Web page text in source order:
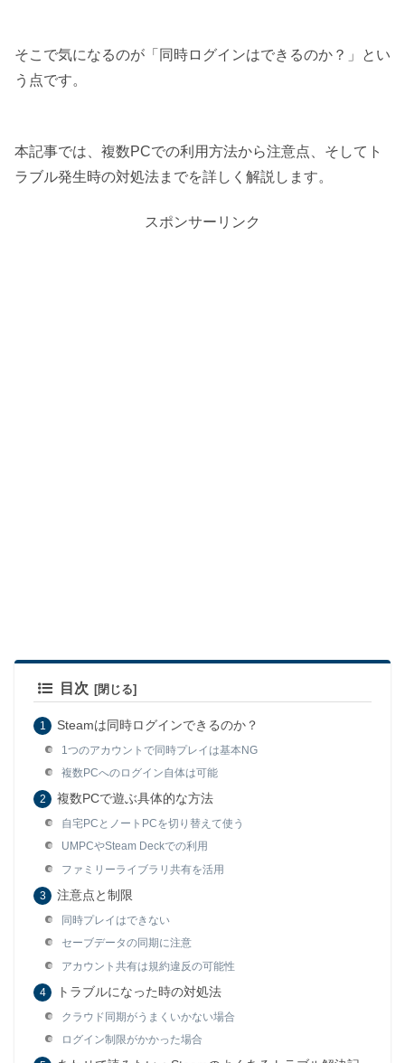
そこで気になるのが「同時ログインはできるのか？」とい
う点です。
本記事では、複数PCでの利用方法から注意点、そしてト
ラブル発生時の対処法までを詳しく解説します。
スポンサーリンク
目次
Steamは同時ログインできるのか？
1つのアカウントで同時プレイは基本NG
複数PCへのログイン自体は可能
複数PCで遊ぶ具体的な方法
自宅PCとノートPCを切り替えて使う
UMPCやSteam Deckでの利用
ファミリーライブラリ共有を活用
注意点と制限
同時プレイはできない
セーブデータの同期に注意
アカウント共有は規約違反の可能性
トラブルになった時の対処法
クラウド同期がうまくいかない場合
ログイン制限がかかった場合